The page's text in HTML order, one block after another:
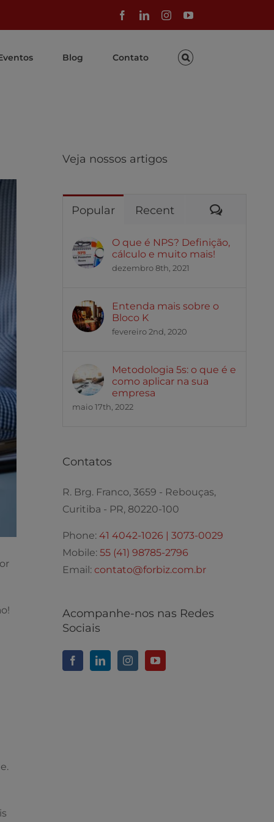
FacebookLinkedInInstagramYouTube
Blog Contato
Veja nossos artigos
Popular Recent
O que é NPS? Definição,
cálculo e muito mais!
dezembro 8th, 2021
Entenda mais sobre o
Bloco K
fevereiro 2nd, 2020
Metodologia 5s: o que é e
como aplicar na sua
empresa
maio 17th, 2022
Contatos
R. Brg. Franco, 3659 - Rebouças,
Curitiba - PR, 80220-100
Phone:41 4042-1026 | 3073-0029
Mobile:55 (41) 98785-2796
Email: contato@forbiz.com.br
Acompanhe-nos nas Redes
Sociais